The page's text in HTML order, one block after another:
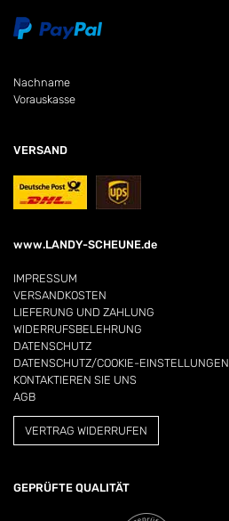
Nachname
Vorauskasse
VERSAND
www.LANDY-SCHEUNE.de
IMPRESSUM
VERSANDKOSTEN
LIEFERUNG UND ZAHLUNG
WIDERRUFSBELEHRUNG
DATENSCHUTZ
DATENSCHUTZ/COOKIE-EINSTELLUNGEN
KONTAKTIEREN SIE UNS
AGB
VERTRAG WIDERRUFEN
GEPRÜFTE QUALITÄT